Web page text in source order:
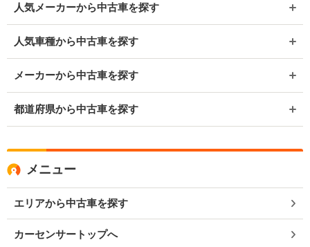
人気メーカーから中古車を探す
人気車種から中古車を探す
メーカーから中古車を探す
都道府県から中古車を探す
メニュー
エリアから中古車を探す
カーセンサートップへ